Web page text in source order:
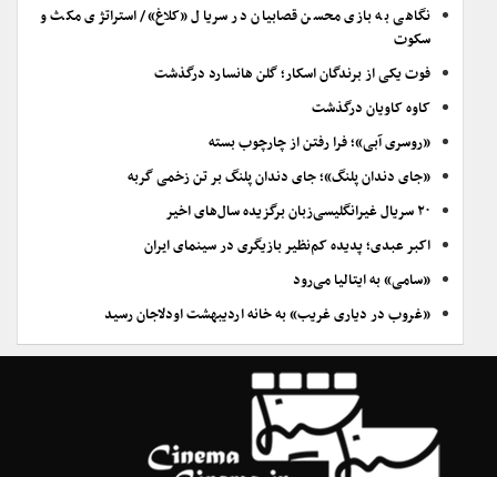
نگاهی به بازی محسن قصابیان در سریال «کلاغ»/ استراتژی مکث و
سکوت
فوت یکی از برندگان اسکار؛ گلن هانسارد درگذشت
کاوه کاویان درگذشت
«روسری آبی»؛ فرا رفتن از چارچوب بسته
«جای دندان پلنگ»؛ جای دندان پلنگ بر تن زخمی گربه
۲۰ سریال غیرانگلیسی‌زبان برگزیده سال‌های اخیر
اکبر عبدی؛ پدیده کم‌نظیر بازیگری در سینمای ایران
«سامی» به ایتالیا می‌رود
«غروب در دیاری غریب» به خانه اردیبهشت اودلاجان رسید